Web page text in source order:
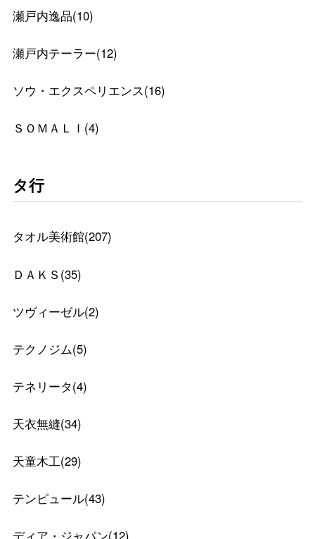
瀬戸内逸品(10)
瀬戸内テーラー(12)
ソウ・エクスペリエンス(16)
ＳＯＭＡＬＩ (4)
タ行
タオル美術館(207)
ＤＡＫＳ (35)
ツヴィーゼル(2)
テクノジム(5)
テネリータ(4)
天衣無縫(34)
天童木工(29)
テンピュール(43)
ディア・ジャパン(12)